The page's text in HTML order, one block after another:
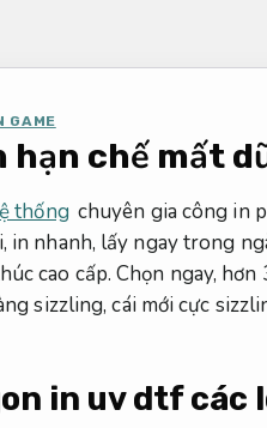
GAME
hạn chế mất
thống chuyên gia công in
in nhanh, lấy ngay trong
cao cấp. Chọn ngay,
sizzling, cái mới cực
in uv dtf các